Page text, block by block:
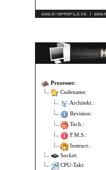
Prozessor:
Codename:
Architekt.:
Revision:
Tech.:
F.M.S.:
Instruct.:
Socket:
CPU-Takt: